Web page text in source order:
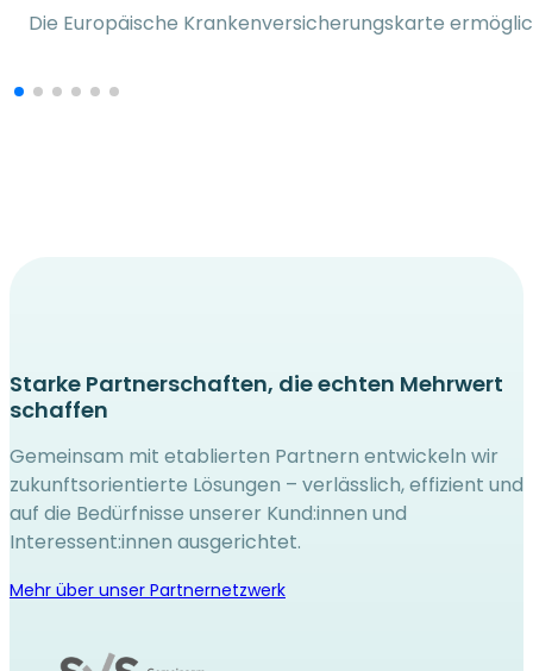
Die Europäische Krankenversicherungskarte
Starke Partnerschaften, die echten Mehrwert
schaffen
Gemeinsam mit etablierten Partnern entwickeln wir
zukunftsorientierte Lösungen – verlässlich, effizient und
auf die Bedürfnisse unserer Kund:innen und
Interessent:innen ausgerichtet.
Mehr über unser Partnernetzwerk